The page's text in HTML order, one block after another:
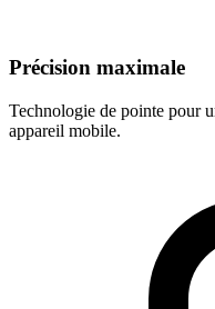
Précision maximale
Technologie de pointe pour
appareil mobile.